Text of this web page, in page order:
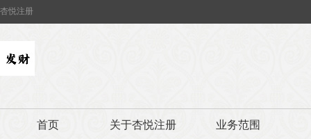
杏悦注册
首页 关于杏悦注册 业务范围